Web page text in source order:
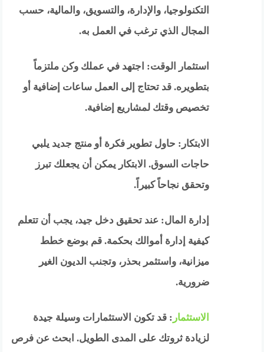
التكنولوجيا، والإدارة، والتسويق، والمالية، حسب
المجال الذي ترغب في العمل به.
استثمار الوقت: اجتهد في عملك وكن ملتزماً
بتطويره. قد تحتاج إلى العمل ساعات إضافية أو
تخصيص وقتك لمشاريع إضافية.
الابتكار: حاول تطوير فكرة أو منتج جديد يلبي
حاجات السوق. الابتكار يمكن أن يجعلك تبرز
وتحقق نجاحاً كبيراً.
إدارة المال: عند تحقيق دخل جيد، يجب أن تتعلم
كيفية إدارة أموالك بحكمة. قم بوضع خطط
ميزانية، واستثمر بحذر، وتجنب الديون الغير
ضرورية.
الاستثمار : قد تكون الاستثمارات وسيلة جيدة
لزيادة ثروتك على المدى الطويل. ابحث عن فرص